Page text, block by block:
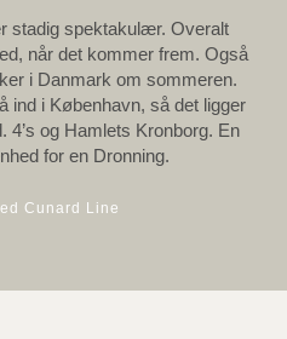
stadig spektakulær. Overalt
når det kommer frem. Også
i Danmark om sommeren.
ind i København, så det ligger
4’s og Hamlets Kronborg. En
for en Dronning.
Cunard Line